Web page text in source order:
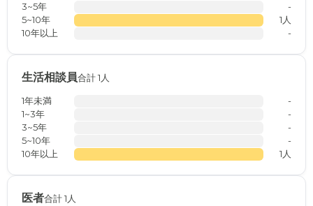
3~5年
-
5~10年
1人
10年以上
-
生活相談員合計 1人
1年未満
-
1~3年
-
3~5年
-
5~10年
-
10年以上
1人
医者合計 1人